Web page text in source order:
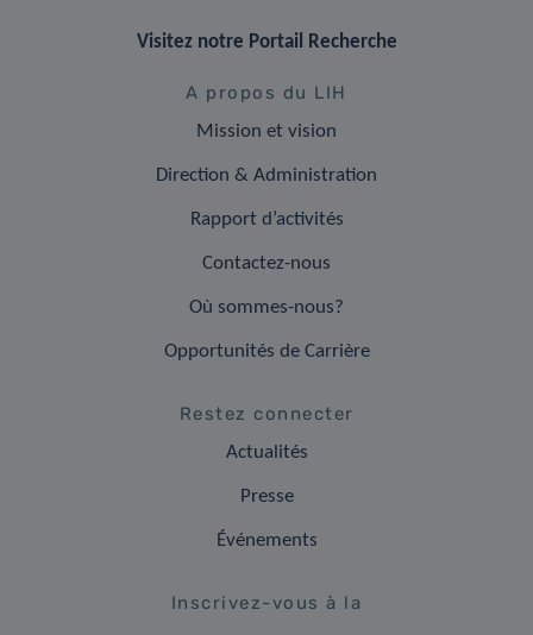
Visitez notre Portail Recherche
A propos du LIH
Mission et vision
Direction & Administration
Rapport d’activités
Contactez-nous
Où sommes-nous?
Opportunités de Carrière
Restez connecter
Actualités
Presse
Événements
Inscrivez-vous à la